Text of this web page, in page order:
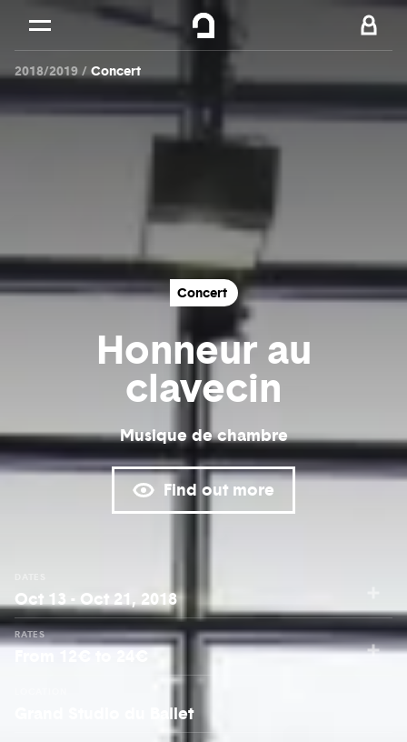
Skip to
Footer
2018/2019 Concert
Concert
Honneur au
clavecin
Musique de chambre
Find out more
Oct 13 - Oct 21, 2018
RATES
From 12€ to 24€
Grand Studio du Ballet
Cookies management panel